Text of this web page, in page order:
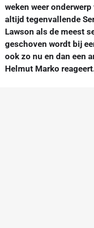
weken weer
altijd tegenvallende
Lawson als de meest
geschoven wordt bij
ook zo nu en dan een
Helmut Marko